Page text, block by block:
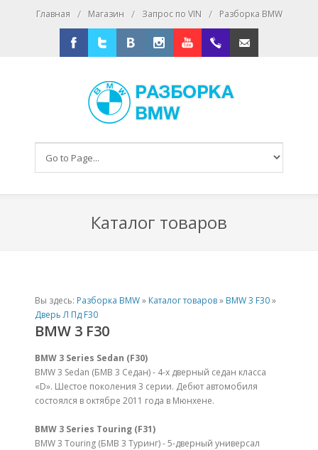
Главная / Магазин / Запрос по VIN / Разборка BMW
Каталог товаров
Вы здесь: Разборка BMW» Каталог товаров» BMW 3 F30»
Дверь Л Пд F30
BMW 3 F30
BMW 3 Series Sedan (F30)
BMW 3 Sedan (БМВ 3 Седан) - 4-х дверный седан класса
«D». Шестое поколения 3 серии. Дебют автомобиля
состоялся в октябре 2011 года в Мюнхене.
BMW 3 Series Touring (F31)
BMW 3 Touring (БМВ 3 Туринг) - 5-дверный универсал